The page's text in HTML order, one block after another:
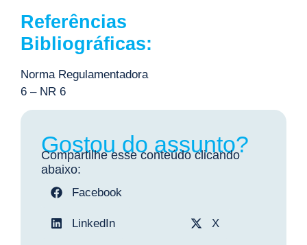
Referências
Bibliográficas:
Norma Regulamentadora
6 – NR 6
Gostou do assunto?
Compartilhe esse conteúdo clicando
abaixo:
Facebook
LinkedIn X